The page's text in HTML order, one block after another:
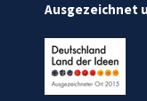
Ausgezeichnet